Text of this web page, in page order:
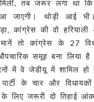
तब जरूर लगा था कि
आ जाएगी। थोड़ी आई
कांग्रेस की वो
तो कांग्रेस के 27
समूह बना लिया है
में वे जेडीयू में शामिल हो
के चार और
लिए जरूरी दो तिहाई